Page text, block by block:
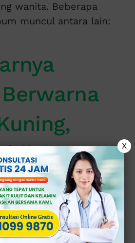
wanita. Beberapa
muncul antara lain:
paling khas,
sebagai “kencing
muncul sepanjang
X